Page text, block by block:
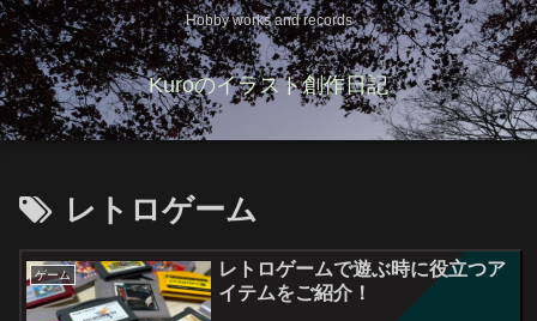
Hobby works and records
Kuroのイラスト創作日記
レトロゲーム
ゲーム
レトロゲームで遊ぶ時に役立つア
イテムをご紹介！